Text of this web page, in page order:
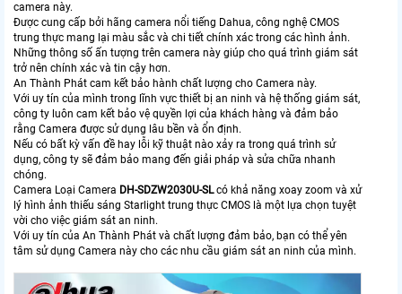
camera này.
Được cung cấp bởi hãng camera nổi tiếng Dahua, công nghệ CMOS
trung thực mang lại màu sắc và chi tiết chính xác trong các hình ảnh.
Những thông số ấn tượng trên camera này giúp cho quá trình giám sát
trở nên chính xác và tin cậy hơn.
An Thành Phát cam kết bảo hành chất lượng cho Camera này.
Với uy tín của mình trong lĩnh vực thiết bị an ninh và hệ thống giám sát,
công ty luôn cam kết bảo vệ quyền lợi của khách hàng và đảm bảo
rằng Camera được sử dụng lâu bền và ổn định.
Nếu có bất kỳ vấn đề hay lỗi kỹ thuật nào xảy ra trong quá trình sử
dụng, công ty sẽ đảm bảo mang đến giải pháp và sửa chữa nhanh
chóng.
Camera Loại Camera DH-SDZW2030U-SLcó khả năng xoay zoom và xử
lý hình ảnh thiếu sáng Starlight trung thực CMOS là một lựa chọn tuyệt
vời cho việc giám sát an ninh.
Với uy tín của An Thành Phát và chất lượng đảm bảo, bạn có thể yên
tâm sử dụng Camera này cho các nhu cầu giám sát an ninh của mình.